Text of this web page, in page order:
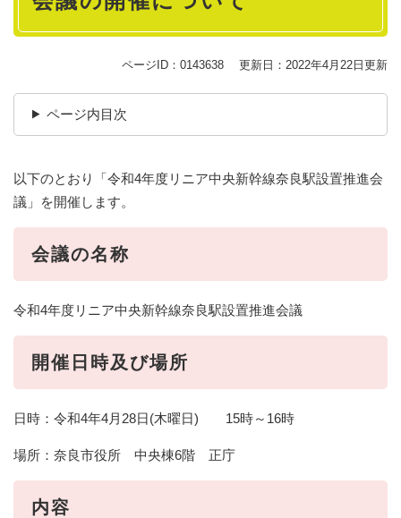
ページID：0143638 更新日：2022年4月22日更新
ページ内目次
以下のとおり「令和4年度リニア中央新幹線奈良駅設置推進会
議」を開催します。
会議の名称
令和4年度リニア中央新幹線奈良駅設置推進会議
開催日時及び場所
日時：令和4年4月28日(木曜日) 15時～16時
場所：奈良市役所 中央棟6階 正庁
内容